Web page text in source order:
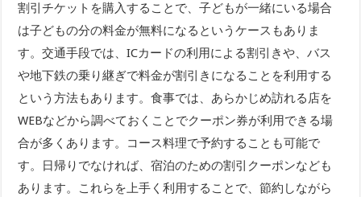
割引チケットを購入することで、子どもが一緒にいる場合
は子どもの分の料金が無料になるというケースもありま
す。交通手段では、ICカードの利用による割引きや、バス
や地下鉄の乗り継ぎで料金が割引きになることを利用する
という方法もあります。食事では、あらかじめ訪れる店を
WEBなどから調べておくことでクーポン券が利用できる場
合が多くあります。コース料理で予約することも可能で
す。日帰りでなければ、宿泊のための割引クーポンなども
あります。これらを上手く利用することで、節約しながら